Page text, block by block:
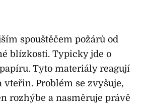
spouštěčem požárů od
blízkosti. Typicky jde o
Tyto materiály reagují
Problém se zvyšuje,
rozhýbe a nasměruje právě